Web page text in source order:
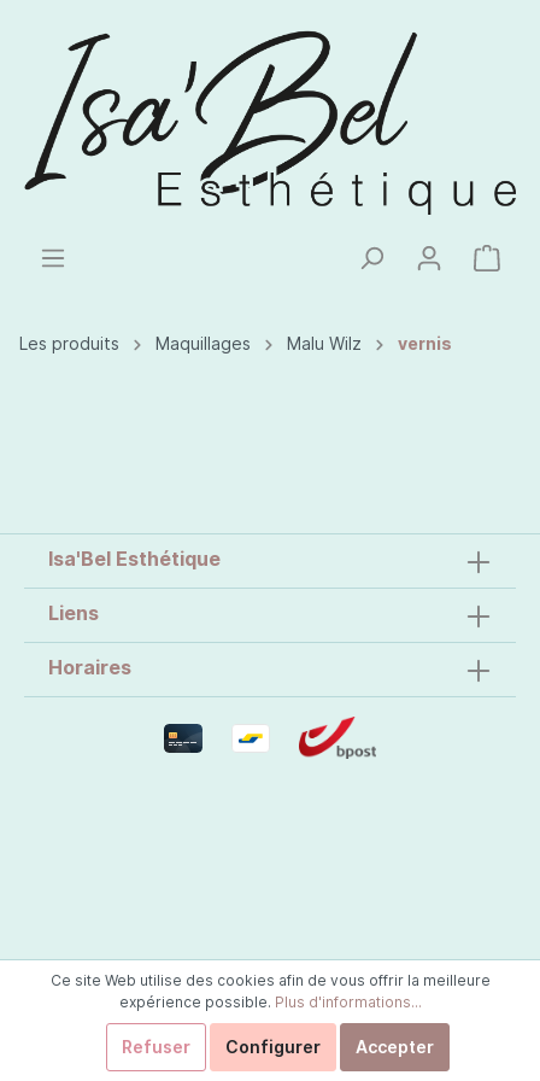
Les produits Maquillages Malu Wilz vernis
Isa'Bel Esthétique
Liens
Horaires
Ce site Web utilise des cookies afin de vous offrir la meilleure
expérience possible. Plus d'informations...
Refuser Configurer Accepter